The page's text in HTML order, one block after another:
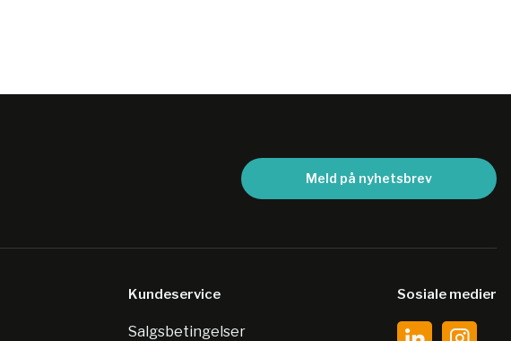
Meld på nyhetsbrev
Kundeservice
Salgsbetingelser
Sosiale medier